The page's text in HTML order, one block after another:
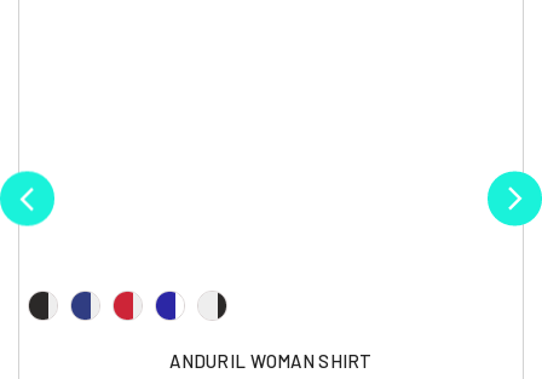
ANDURIL WOMAN SHIRT